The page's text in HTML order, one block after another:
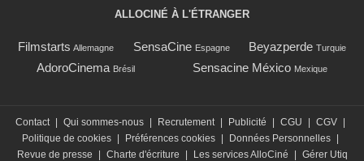
ALLOCINÉ À L'ÉTRANGER
Filmstarts Allemagne SensaCine Espagne Beyazperde Turquie
AdoroCinema Brésil Sensacine México Mexique
Contact | Qui sommes-nous | Recrutement | Publicité | CGU | CGV |
Politique de cookies | Préférences cookies | Données Personnelles |
Revue de presse
| Charte d'écriture | Les services AlloCiné | Gérer Utiq